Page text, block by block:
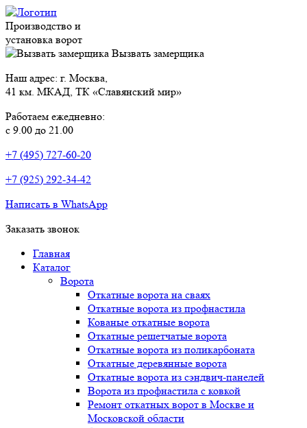
Производство и
установка ворот
Вызвать замерщика
Наш адрес: г. Москва,
41 км. МКАД, ТК «Славянский мир»
Работаем ежедневно:
с 9.00 до 21.00
+7 (495) 727-60-20
+7 (925) 292-34-42
Написать в WhatsApp
Заказать звонок
Главная
Каталог
Ворота
Откатные ворота на сваях
Откатные ворота из профнастила
Кованые откатные ворота
Откатные решетчатые ворота
Откатные ворота из поликарбоната
Откатные деревянные ворота
Откатные ворота из сэндвич-панелей
Ворота из профнастила с ковкой
Ремонт откатных ворот в Москве и
Московской области